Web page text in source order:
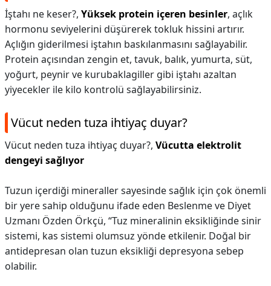
İştahı ne keser?, Yüksek protein içeren besinler, açlık
hormonu seviyelerini düşürerek tokluk hissini artırır.
Açlığın giderilmesi iştahın baskılanmasını sağlayabilir.
Protein açısından zengin et, tavuk, balık, yumurta, süt,
yoğurt, peynir ve kurubaklagiller gibi iştahı azaltan
yiyecekler ile kilo kontrolü sağlayabilirsiniz.
Vücut neden tuza ihtiyaç duyar?
Vücut neden tuza ihtiyaç duyar?, Vücutta elektrolit
dengeyi sağlıyor
Tuzun içerdiği mineraller sayesinde sağlık için çok önemli
bir yere sahip olduğunu ifade eden Beslenme ve Diyet
Uzmanı Özden Örkçü, “Tuz mineralinin eksikliğinde sinir
sistemi, kas sistemi olumsuz yönde etkilenir. Doğal bir
antidepresan olan tuzun eksikliği depresyona sebep
olabilir.